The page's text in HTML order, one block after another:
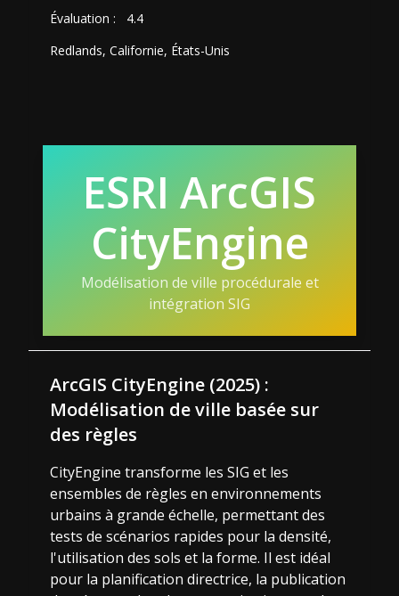
Évaluation :
4.4
Redlands, Californie, États-Unis
ESRI ArcGIS
CityEngine
Modélisation de ville procédurale et
intégration SIG
ArcGIS CityEngine (2025) :
Modélisation de ville basée sur
des règles
CityEngine transforme les SIG et les
ensembles de règles en environnements
urbains à grande échelle, permettant des
tests de scénarios rapides pour la densité,
l'utilisation des sols et la forme. Il est idéal
pour la planification directrice, la publication